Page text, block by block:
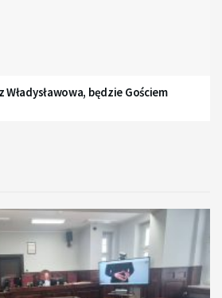
będzie Gościem